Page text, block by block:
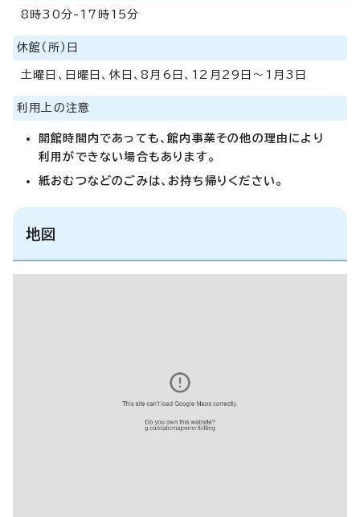
8時30分-17時15分
休館（所）日
土曜日、日曜日、休日、8月6日、12月29日～1月3日
利用上の注意
開館時間内であっても、館内事業その他の理由により
利用ができない場合もあります。
紙おむつなどのごみは、お持ち帰りください。
地図